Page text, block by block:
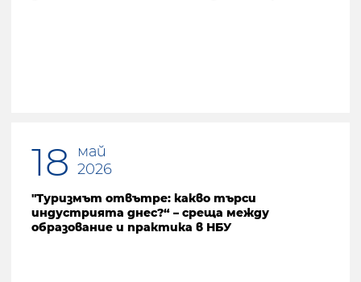
18
май
2026
"Туризмът отвътре: какво търси
индустрията днес?“ – среща между
образование и практика в НБУ